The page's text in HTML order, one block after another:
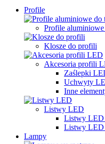
Profile
Profile
Klosze do profili
Akcesoria profili
Zaślepki
Uchwyty
Inne
Listwy LED
Listwy LED
Listwy LED
Lampy